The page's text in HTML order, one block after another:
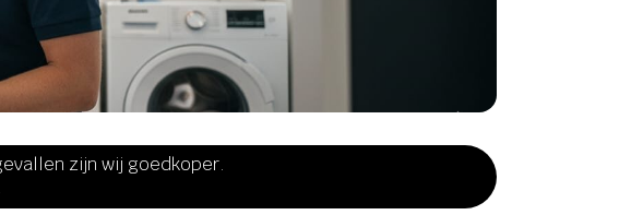
zijn wij goedkoper.